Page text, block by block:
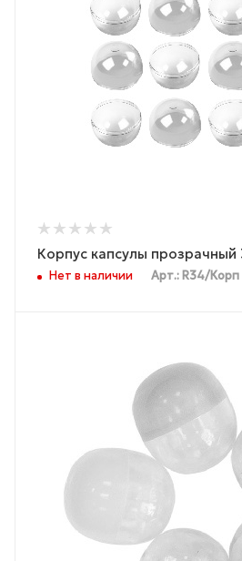
Корпус капсулы
Нет в наличии Арт.: R34/Корп